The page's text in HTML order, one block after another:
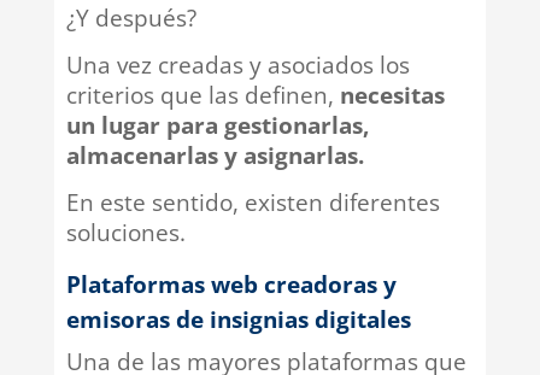
¿Y después?
Una vez creadas y asociados los
criterios que las definen, necesitas
un lugar para gestionarlas,
almacenarlas y asignarlas.
En este sentido, existen diferentes
soluciones.
Plataformas web creadoras y
emisoras de insignias digitales
Una de las mayores plataformas que